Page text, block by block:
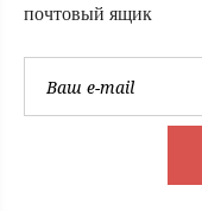
почтовый ящик